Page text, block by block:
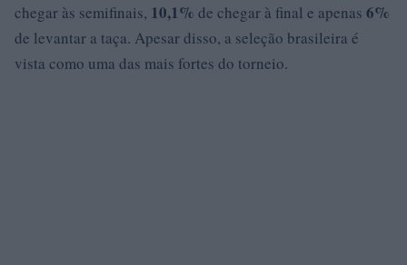
chegar às semifinais, 10,1% de chegar à final e apenas 6%
de levantar a taça. Apesar disso, a seleção brasileira é
vista como uma das mais fortes do torneio.